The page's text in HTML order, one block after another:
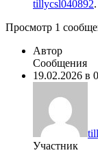
tillycsl040892.
Просмотр 1
Автор
Сообщения
19.02.2026 в
Участник